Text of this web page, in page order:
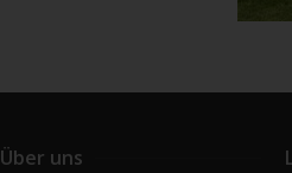
Über uns